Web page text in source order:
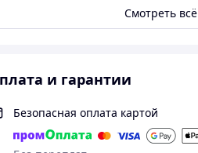
Смотреть всё
и гарантии
Безопасная оплата картой